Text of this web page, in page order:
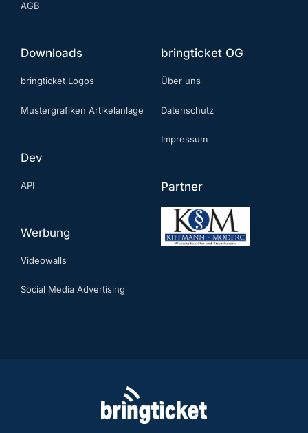
AGB
Downloads
bringticket Logos
Mustergrafiken Artikelanlage
Dev
API
Werbung
Videowalls
Social Media Advertising
bringticket OG
Über uns
Datenschutz
Impressum
Partner